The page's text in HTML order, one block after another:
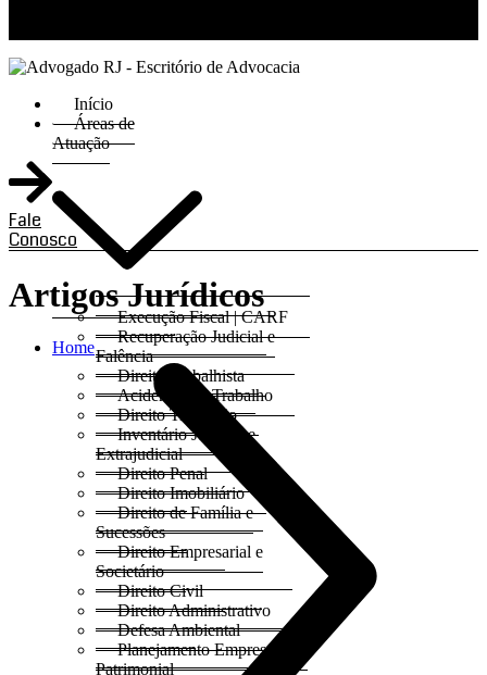
Início
Áreas de
Atuação
Execução Fiscal | CARF
Recuperação Judicial e
Falência
Direito Trabalhista
Acidentes do Trabalho
Direito Tributário
Inventário Judicial e
Extrajudicial
Direito Penal
Direito Imobiliário
Direito de Família e
Sucessões
Direito Empresarial e
Societário
Direito Civil
Direito Administrativo
Defesa Ambiental
Planejamento Empresarial e
Patrimonial
Fale
Conosco
Artigos Jurídicos
Home